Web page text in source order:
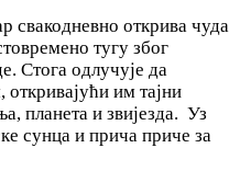
открива чуда
тугу због
Стога одлучује да
откривајући им тајни
планета и звијезда. Уз
сунца и прича приче за